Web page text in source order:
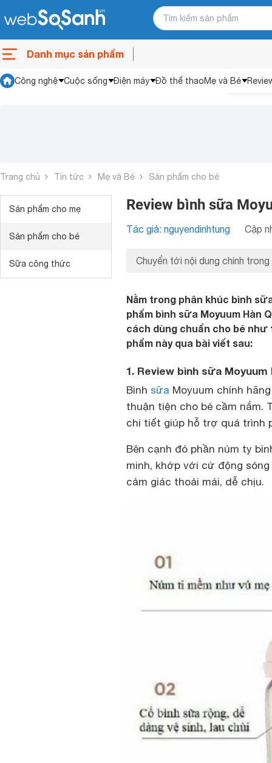
Danh mục sản phẩm
Công nghệ Cuộc sống Điện máy Đồ thể thaoMẹ và Bé
Trang chủ Tin tức Mẹ và Bé Sản phẩm cho bé
Sản phẩm cho mẹ
Sản phẩm cho bé
Sữa công thức
Review bình sữa
Tác giả: nguyendinhtung Cập
Chuyển tới nội dung chính trong
Nằm trong phân khúc bình
phẩm bình sữa Moyuum Hàn
cách dùng chuẩn cho bé như
phẩm này qua bài viết sau:
1. Review bình sữa
Bình sữa Moyuum chính
thuận tiện cho bé cầm nắm.
chi tiết giúp hỗ trợ quá trình
Bên cạnh đó phần núm ty
minh, khớp với cử động
cảm giác thoải mái, dễ chịu.